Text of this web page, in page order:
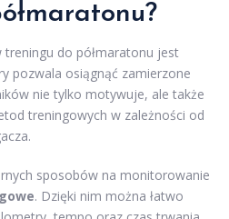
do półmaratonu jest
pozwala osiągnąć zamierzone
nie tylko motywuje, ale także
treningowych w zależności od
sposobów na monitorowanie
. Dzięki nim można łatwo